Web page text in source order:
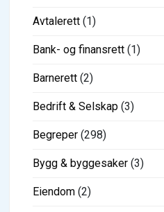
Avtalerett (1)
Bank- og finansrett (1)
Barnerett (2)
Bedrift & Selskap (3)
Begreper (298)
Bygg & byggesaker (3)
Eiendom (2)